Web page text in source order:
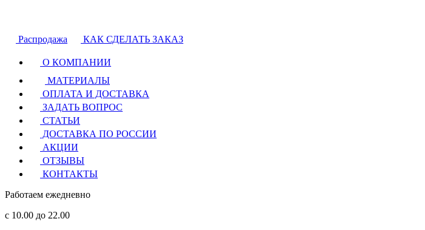
Распродажа КАК СДЕЛАТЬ ЗАКАЗ
О КОМПАНИИ
МАТЕРИАЛЫ
ОПЛАТА И ДОСТАВКА
ЗАДАТЬ ВОПРОС
СТАТЬИ
ДОСТАВКА ПО РОССИИ
АКЦИИ
ОТЗЫВЫ
КОНТАКТЫ
Работаем ежедневно
с 10.00 до 22.00